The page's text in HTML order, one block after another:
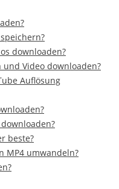
downloaden?
Video downloaden?
Auflösung
beste?
MP4 umwandeln?